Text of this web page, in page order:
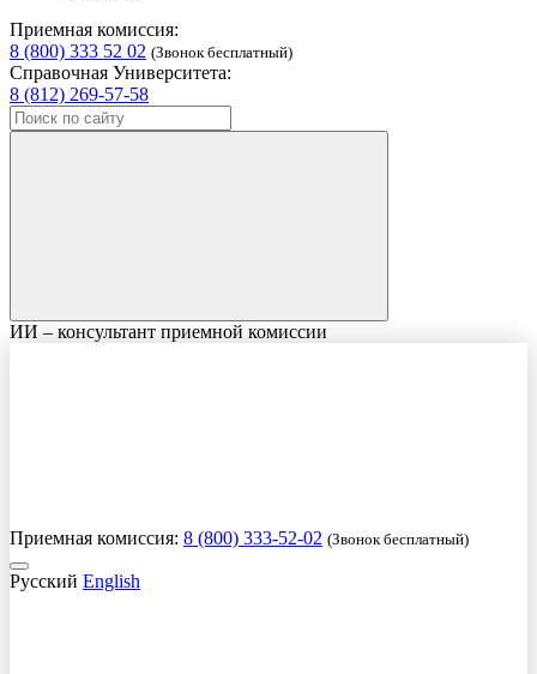
Приемная комиссия:
8 (800) 333 52 02 (Звонок бесплатный)
Справочная Университета:
8 (812) 269-57-58
ИИ – консультант приемной комиссии
Приемная комиссия: 8 (800) 333-52-02 (Звонок бесплатный)
Русский English